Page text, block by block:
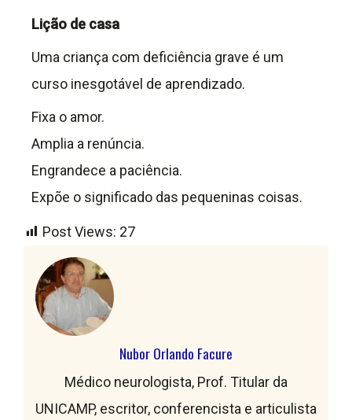
Lição de casa
Uma criança com deficiência grave é um
curso inesgotável de aprendizado.
Fixa o amor.
Amplia a renúncia.
Engrandece a paciência.
Expõe o significado das pequeninas coisas.
Post Views: 27
Nubor Orlando Facure
Médico neurologista, Prof. Titular da
UNICAMP, escritor, conferencista e articulista